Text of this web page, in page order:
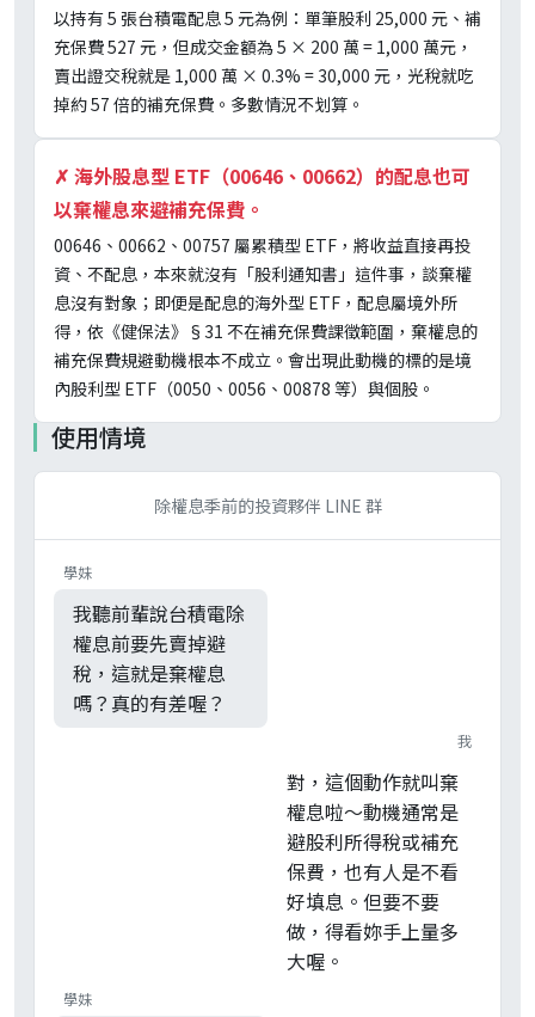
以持有 5 張台積電配息 5 元為例：單筆股利 25,000 元、補
充保費 527 元，但成交金額為 5 × 200 萬 = 1,000 萬元，
賣出證交稅就是 1,000 萬 × 0.3% = 30,000 元，光稅就吃
掉約 57 倍的補充保費。多數情況不划算。
✗ 海外股息型 ETF（00646、00662）的配息也可
以棄權息來避補充保費。
00646、00662、00757 屬累積型 ETF，將收益直接再投
資、不配息，本來就沒有「股利通知書」這件事，談棄權
息沒有對象；即便是配息的海外型 ETF，配息屬境外所
得，依《健保法》§31 不在補充保費課徵範圍，棄權息的
補充保費規避動機根本不成立。會出現此動機的標的是境
內股利型 ETF（0050、0056、00878 等）與個股。
使用情境
除權息季前的投資夥伴 LINE 群
學妹
我聽前輩說台積電除
權息前要先賣掉避
稅，這就是棄權息
嗎？真的有差喔？
我
對，這個動作就叫棄
權息啦～動機通常是
避股利所得稅或補充
保費，也有人是不看
好填息。但要不要
做，得看妳手上量多
大喔。
學妹